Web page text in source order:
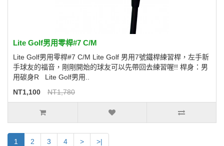
Lite Golf男用零桿#7 C/M
Lite Golf男用零桿#7 C/M Lite Golf 男用7號鐵桿練習桿，左手新
手球友的福音，剛剛開始的球友可以先帶回去練習喔!! 桿身：男
用碳身R Lite Golf男用..
NT1,100
NT1,780
1 2 3 4 > >|